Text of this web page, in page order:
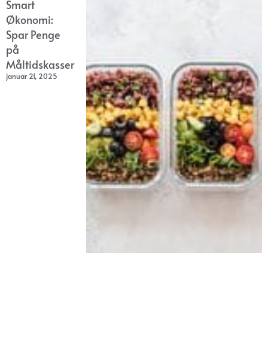
Smart
Økonomi:
Spar Penge
på
Måltidskasser
januar 21, 2025